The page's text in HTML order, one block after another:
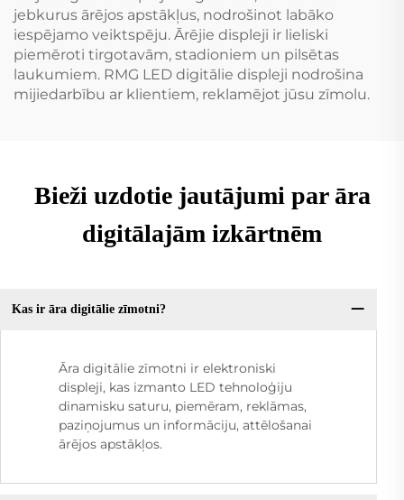
jebkurus ārējos apstākļus, nodrošinot labāko
iespējamo veiktspēju. Ārējie displeji ir lieliski
piemēroti tirgotavām, stadioniem un pilsētas
laukumiem. RMG LED digitālie displeji nodrošina
mijiedarbību ar klientiem, reklamējot jūsu zīmolu.
Bieži uzdotie jautājumi par āra
digitālajām izkārtnēm
Kas ir āra digitālie zīmotni?
Āra digitālie zīmotni ir elektroniski
displeji, kas izmanto LED tehnoloģiju
dinamisku saturu, piemēram, reklāmas,
paziņojumus un informāciju, attēlošanai
ārējos apstākļos.